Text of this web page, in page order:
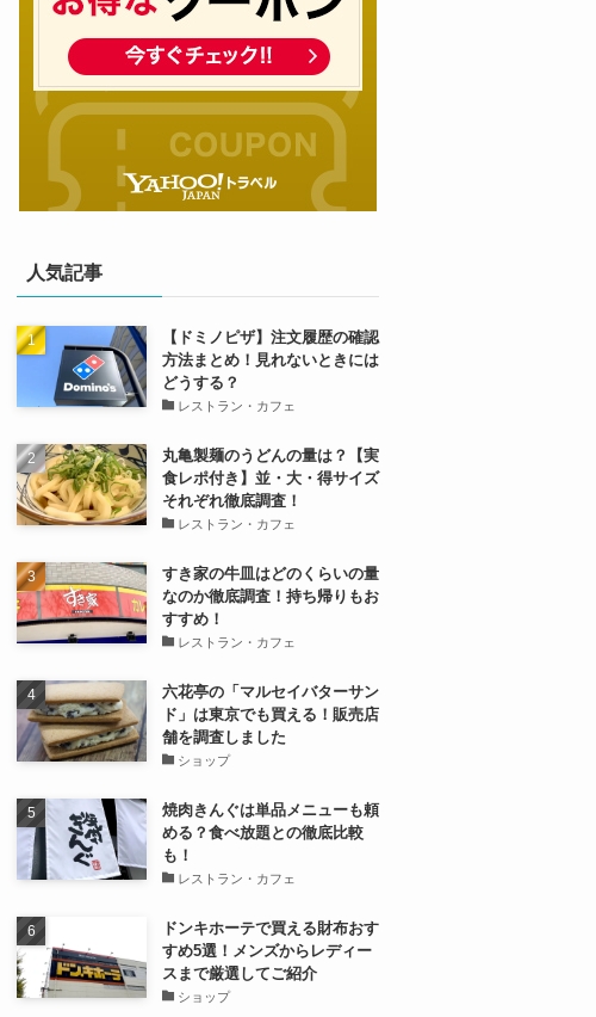
人気記事
【ドミノピザ】注文履歴の確認
方法まとめ！見れないときには
どうする？
レストラン・カフェ
丸亀製麺のうどんの量は？【実
食レポ付き】並・大・得サイズ
それぞれ徹底調査！
レストラン・カフェ
すき家の牛皿はどのくらいの量
なのか徹底調査！持ち帰りもお
すすめ！
レストラン・カフェ
六花亭の「マルセイバターサン
ド」は東京でも買える！販売店
舗を調査しました
ショップ
焼肉きんぐは単品メニューも頼
める？食べ放題との徹底比較
も！
レストラン・カフェ
ドンキホーテで買える財布おす
すめ5選！メンズからレディー
スまで厳選してご紹介
ショップ